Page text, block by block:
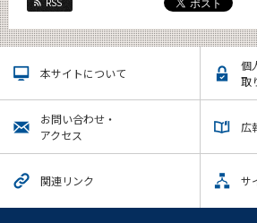
本サイトについて
個
取
お問い合わせ・
アクセス
広
関連リンク サ